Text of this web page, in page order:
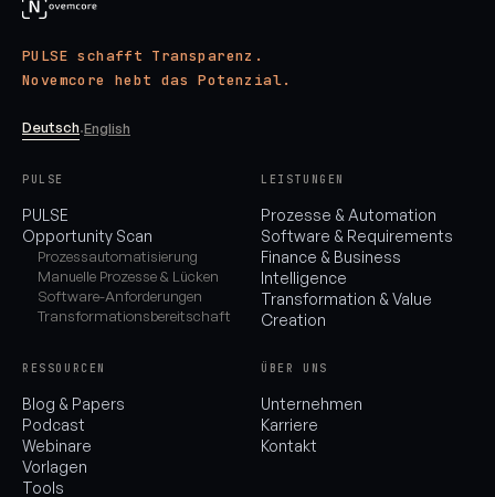
PULSE schafft Transparenz.
Novemcore hebt das Potenzial.
Deutsch·English
PULSE
PULSE
Opportunity Scan
Prozessautomatisierung
Manuelle Prozesse & Lücken
Software-Anforderungen
Transformationsbereitschaft
LEISTUNGEN
Prozesse & Automation
Software & Requirements
Finance & Business
Intelligence
Transformation & Value
Creation
RESSOURCEN
Blog & Papers
Podcast
Webinare
Vorlagen
Tools
ÜBER UNS
Unternehmen
Karriere
Kontakt